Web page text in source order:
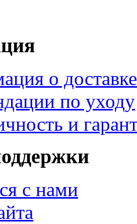
о доставке
по уходу
и
с нами